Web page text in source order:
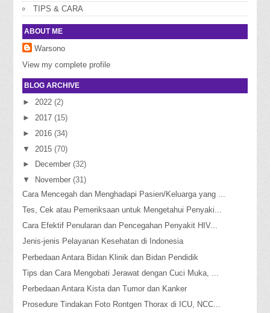
TIPS & CARA
ABOUT ME
Warsono
View my complete profile
BLOG ARCHIVE
► 2022(2)
► 2017(15)
►2016(34)
▼2015(70)
► December(32)
▼ November(31)
Cara Mencegah dan Menghadapi Pasien/Keluarga yang ...
Tes, Cek atau Pemeriksaan untuk Mengetahui Penyaki...
Cara Efektif Penularan dan Pencegahan Penyakit HIV...
Jenis-jenis Pelayanan Kesehatan di Indonesia
Perbedaan Antara Bidan Klinik dan Bidan Pendidik
Tips dan Cara Mengobati Jerawat dengan Cuci Muka, ...
Perbedaan Antara Kista dan Tumor dan Kanker
Prosedure Tindakan Foto Rontgen Thorax di ICU, NCC...